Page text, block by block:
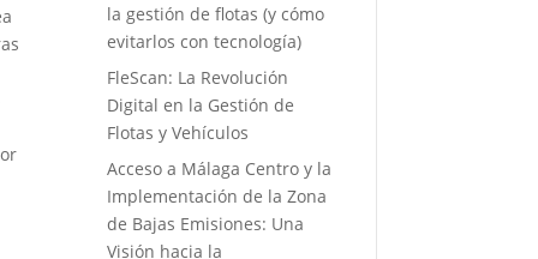
la gestión de flotas (y cómo
evitarlos con tecnología)
FleScan: La Revolución
Digital en la Gestión de
Flotas y Vehículos
Acceso a Málaga Centro y la
Implementación de la Zona
de Bajas Emisiones: Una
Visión hacia la